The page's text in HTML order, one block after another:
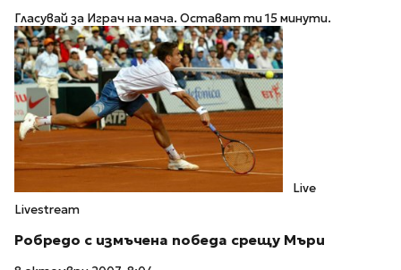
Гласувай за Играч на мача. Остават ти 15 минути.
Live
Livestream
Робредо с измъчена победа срещу Мъри